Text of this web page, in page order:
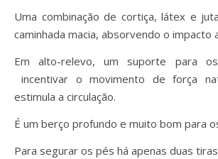
Uma combinação de cortiça, látex e
caminhada macia, absorvendo o impacto
Em alto-relevo, um suporte para
incentivar o movimento de força
estimula a circulação.
É um berço profundo e muito bom para
Para segurar os pés há apenas duas